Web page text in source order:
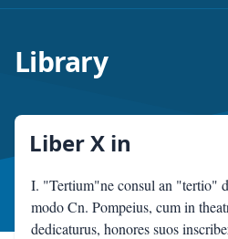
Library
Liber X in
I. "Tertium"ne consul an "tertio"
modo Cn. Pompeius, cum in
dedicaturus, honores suos